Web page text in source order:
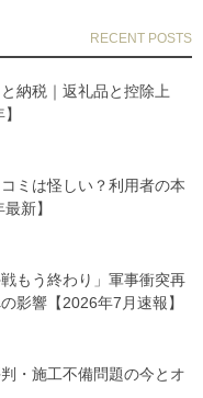
納税｜返礼品と控除上
ミは怪しい？利用者の本
新】
もう終わり」軍事衝突再
響【2026年7月速報】
・施工不備問題の今とオ